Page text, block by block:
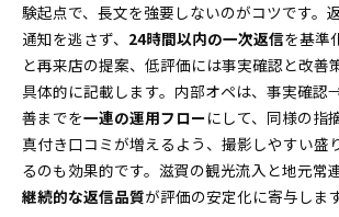
験起点で、長文を強要しないのがコツです。
通知を逃さず、 24時間以内の一次返信を基準
と再来店の提案、低評価には事実確認と改善
具体的に記載します。内部オペは、事実確
善までを一連の運用フローにして、同様の指
真付き口コミが増えるよう、撮影しやすい盛
るのも効果的です。滋賀の観光流入と地元常
継続的な返信品質が評価の安定化に寄与します